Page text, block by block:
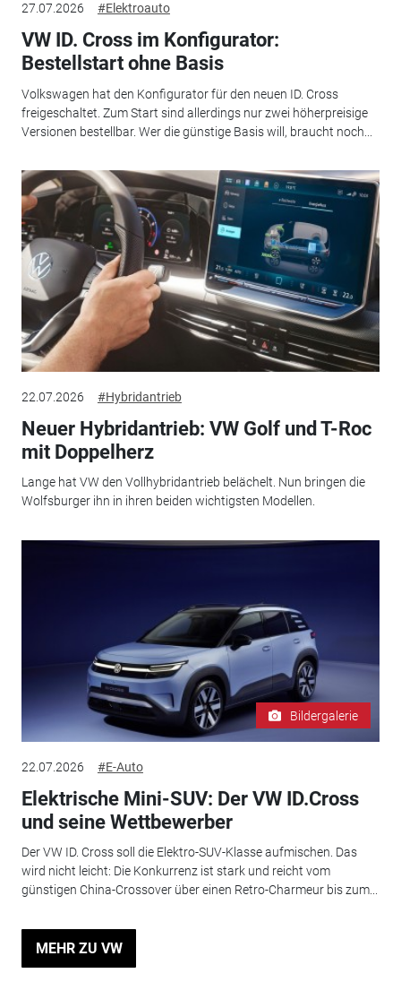
27.07.2026 #Elektroauto
VW ID. Cross im Konfigurator:
Bestellstart ohne Basis
Volkswagen hat den Konfigurator für den neuen ID. Cross
freigeschaltet. Zum Start sind allerdings nur zwei höherpreisige
Versionen bestellbar. Wer die günstige Basis will, braucht noch...
22.07.2026 #Hybridantrieb
Neuer Hybridantrieb: VW Golf und T-Roc
mit Doppelherz
Lange hat VW den Vollhybridantrieb belächelt. Nun bringen die
Wolfsburger ihn in ihren beiden wichtigsten Modellen.
Bildergalerie
22.07.2026 #E-Auto
Elektrische Mini-SUV: Der VW ID.Cross
und seine Wettbewerber
Der VW ID. Cross soll die Elektro-SUV-Klasse aufmischen. Das
wird nicht leicht: Die Konkurrenz ist stark und reicht vom
günstigen China-Crossover über einen Retro-Charmeur bis zum...
MEHR ZU VW